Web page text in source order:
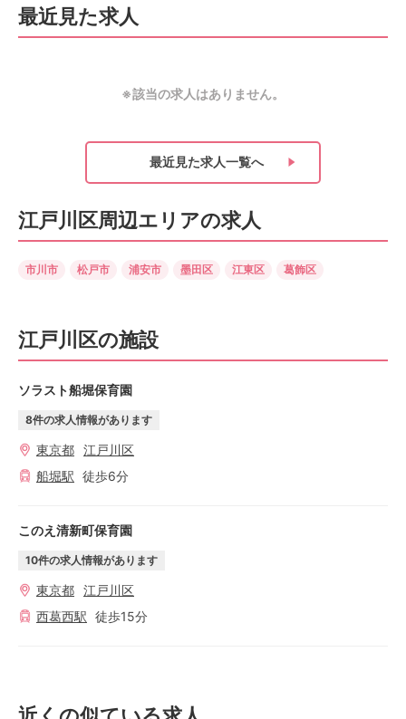
最近見た求人
※該当の求人はありません。
最近見た求人一覧へ
江戸川区周辺エリアの求人
市川市 松戸市 浦安市 墨田区 江東区 葛飾区
江戸川区の施設
ソラスト船堀保育園
8件の求人情報があります
東京都 江戸川区
船堀駅 徒歩6分
このえ清新町保育園
10件の求人情報があります
東京都 江戸川区
西葛西駅 徒歩15分